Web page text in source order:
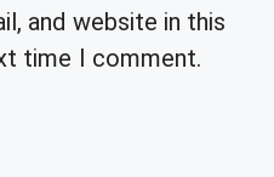
and website in this
time I comment.